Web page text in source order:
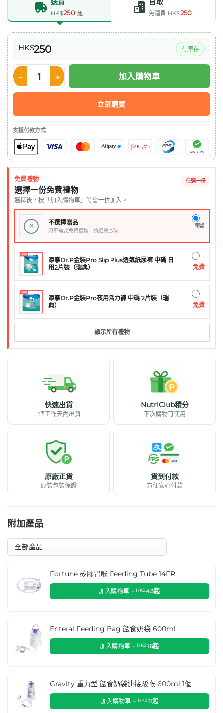
送貨
HK$250 起
自取
免運費 HK$250
HK$250 有庫存
Nestle ISOCAL 100 Mini 愛素寶 100ml x12 (粟米湯味) 數量
加入購物車
立即購買
支援付款方式
免費禮物
選擇一份免費禮物
選擇後，按「加入購物車」時會一併加入。
任選一份
× 不選擇贈品
如不需要免費禮物，請選擇此項
預設
添寧Dr.P金裝Pro Slip Plus透氣紙尿褲 中碼 日
用2片裝（瑞典）
免費
添寧Dr.P金裝Pro夜用活力褲 中碼 2片裝（瑞
典）
免費
顯示所有禮物
快速出貨
1個工作天內出貨
NutriClub積分
下次購物可使用
原廠正貨
原裝包裝保證
貨到付款
方便安心付款
附加產品
Fortune 矽膠胃喉 Feeding Tube 14FR
加入購物車 - HK$43起
Enteral Feeding Bag 餵食奶袋 600ml
加入購物車 - HK$16起
Gravity 重力型 餵食奶袋連接駁喉 600ml 1個
加入購物車 - HK$11起